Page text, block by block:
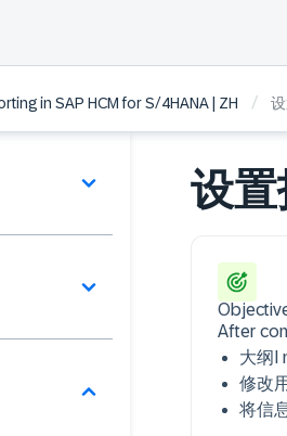
in SAP HCM for S/4HANA | ZH /
设
After
大纲I
修改
将信